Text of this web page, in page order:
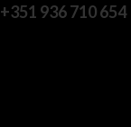
+351 936 710 654